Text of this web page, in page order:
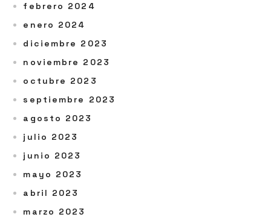
febrero 2024
enero 2024
diciembre 2023
noviembre 2023
octubre 2023
septiembre 2023
agosto 2023
julio 2023
junio 2023
mayo 2023
abril 2023
marzo 2023